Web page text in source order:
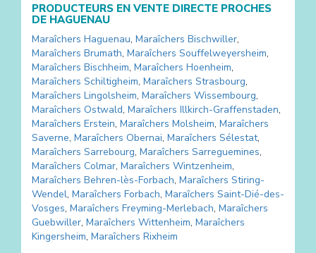
PRODUCTEURS EN VENTE DIRECTE PROCHES
DE HAGUENAU
Maraîchers Haguenau, Maraîchers Bischwiller,
Maraîchers Brumath, Maraîchers Souffelweyersheim,
Maraîchers Bischheim, Maraîchers Hoenheim,
Maraîchers Schiltigheim, Maraîchers Strasbourg,
Maraîchers Lingolsheim, Maraîchers Wissembourg,
Maraîchers Ostwald, Maraîchers Illkirch-Graffenstaden,
Maraîchers Erstein, Maraîchers Molsheim, Maraîchers
Saverne, Maraîchers Obernai, Maraîchers Sélestat,
Maraîchers Sarrebourg, Maraîchers Sarreguemines,
Maraîchers Colmar, Maraîchers Wintzenheim,
Maraîchers Behren-lès-Forbach, Maraîchers Stiring-
Wendel, Maraîchers Forbach, Maraîchers Saint-Dié-des-
Vosges, Maraîchers Freyming-Merlebach, Maraîchers
Guebwiller, Maraîchers Wittenheim, Maraîchers
Kingersheim, Maraîchers Rixheim